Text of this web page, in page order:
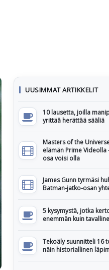
UUSIMMAT ARTIKKELIT
10 lausetta, joilla
yrittää herättää sääliä
Masters of the
elämän Prime Videolla
osa voisi olla
James Gunn tyrmäsi
Batman-jatko-osan
5 kysymystä, jotka
enemmän kuin
Tekoäly suunnitteli 16
näin historiallinen